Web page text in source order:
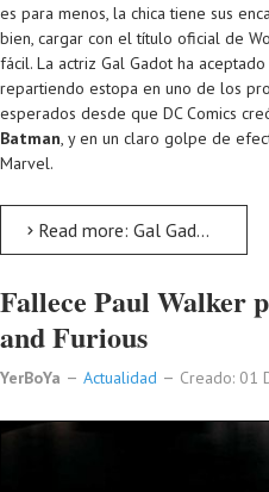
es para menos, la chica tiene sus
bien, cargar con el título oficial de
fácil. La actriz Gal Gadot ha
repartiendo estopa en uno de los
esperados desde que DC Comics
Batman , y en un claro golpe de
Marvel.
Read more: Gal Gadot, una mujer maravillosa: Wonder Woman
Fallece Paul Walker
and Furious
YerBoYa Actualidad Creado: 01